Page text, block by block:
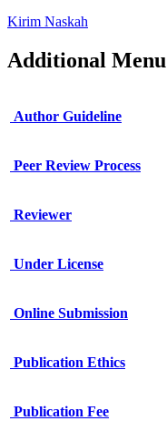
Kirim Naskah
Additional Menu
Author Guideline
Peer Review Process
Reviewer
Under License
Online Submission
Publication Ethics
Publication Fee